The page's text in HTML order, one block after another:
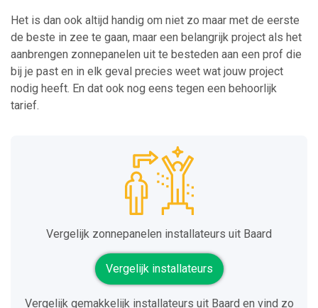
Het is dan ook altijd handig om niet zo maar met de eerste
de beste in zee te gaan, maar een belangrijk project als het
aanbrengen zonnepanelen uit te besteden aan een prof die
bij je past en in elk geval precies weet wat jouw project
nodig heeft. En dat ook nog eens tegen een behoorlijk
tarief.
Vergelijk zonnepanelen installateurs uit Baard
Vergelijk installateurs
Vergelijk gemakkelijk installateurs uit Baard en vind zo